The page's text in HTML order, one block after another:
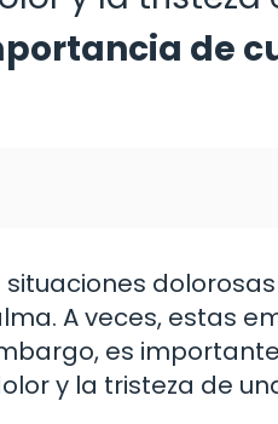
de
A veces, estas
es
y la tristeza de